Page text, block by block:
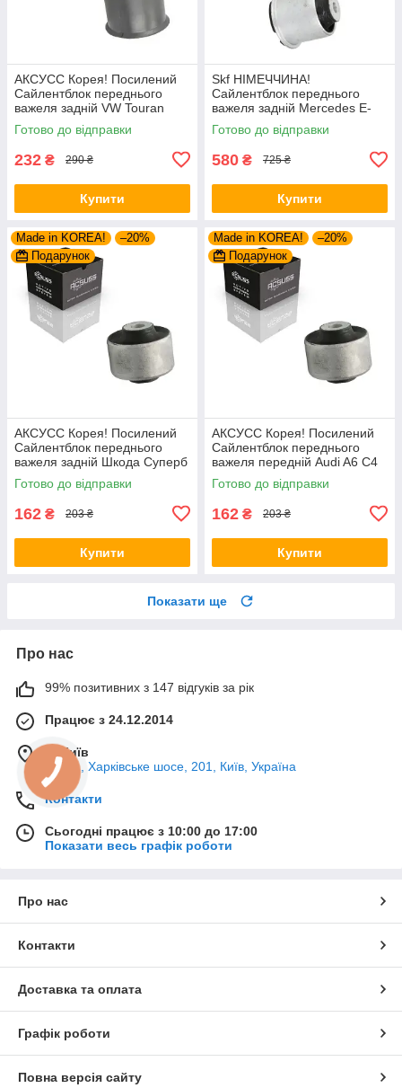
АКСУСС Корея! Посилений
Сайлентблок переднього
важеля задній VW Touran
(2003-). 34559 , JBU602 ,
VKDS331037
Готово до відправки
232 ₴ 290 ₴
Купити
Skf НІМЕЧЧИНА!
Сайлентблок переднього
важеля задній Mercedes E-
Class W211 S211 (2001-).
Верхній. 43495 , JBU790 ,
Готово до відправки
580 ₴ 725 ₴
Купити
Made in KOREA!
–20%
Подарунок
АКСУСС Корея! Посилений
Сайлентблок переднього
важеля задній Шкода Суперб
I (1994-). Верхній. 35379 ,
JBU138 , TD1062W
Готово до відправки
162 ₴ 203 ₴
Купити
Made in KOREA!
–20%
Подарунок
АКСУСС Корея! Посилений
Сайлентблок переднього
важеля передній Audi A6 C4
C5 (1994-). Верхній. 35379 ,
JBU138 , TD1062W
Готово до відправки
162 ₴ 203 ₴
Купити
Показати ще
Про нас
99% позитивних з 147 відгуків за рік
Працює з 24.12.2014
м. Київ
02121, Харківське шосе, 201, Київ, Україна
Контакти
Сьогодні працює з 10:00 до 17:00
Показати весь графік роботи
Про нас
Контакти
Доставка та оплата
Графік роботи
Повна версія сайту